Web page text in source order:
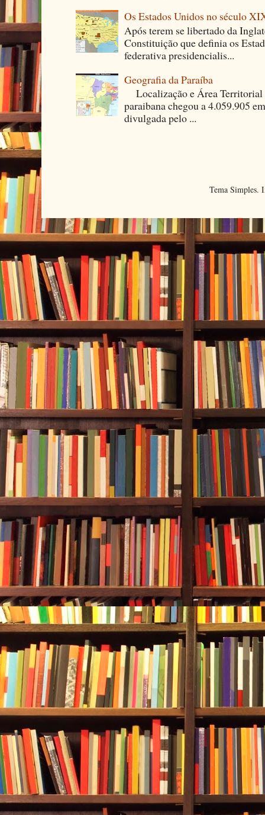
Os Estados Unidos no século
Após terem se libertado da
Constituição que definia os
federativa presidencialis...
Geografia da Paraíba
Localização e Área
paraibana chegou a 4.059.905
divulgada pelo ...
Tema Simples.